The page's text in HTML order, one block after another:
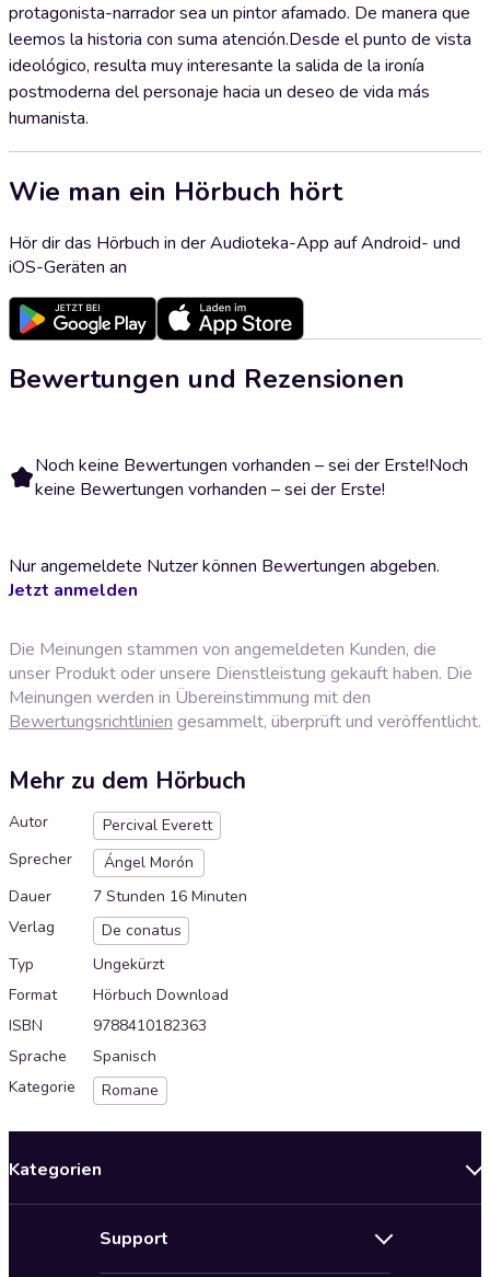
protagonista-narrador sea un pintor afamado. De manera que
leemos la historia con suma atención.Desde el punto de vista
ideológico, resulta muy interesante la salida de la ironía
postmoderna del personaje hacia un deseo de vida más
humanista.
Wie man ein Hörbuch hört
Hör dir das Hörbuch in der Audioteka-App auf Android- und
iOS-Geräten an
Bewertungen und Rezensionen
Noch keine Bewertungen vorhanden – sei der Erste!Noch
keine Bewertungen vorhanden – sei der Erste!
Nur angemeldete Nutzer können Bewertungen abgeben.
Jetzt anmelden
Die Meinungen stammen von angemeldeten Kunden, die
unser Produkt oder unsere Dienstleistung gekauft haben. Die
Meinungen werden in Übereinstimmung mit den
Bewertungsrichtlinien gesammelt, überprüft und veröffentlicht.
Mehr zu dem Hörbuch
Autor
Percival Everett
Sprecher
Ángel Morón
Dauer
7 Stunden 16 Minuten
Verlag
De conatus
Typ
Ungekürzt
Format
Hörbuch Download
ISBN
9788410182363
Sprache
Spanisch
Kategorie
Romane
Kategorien
Support